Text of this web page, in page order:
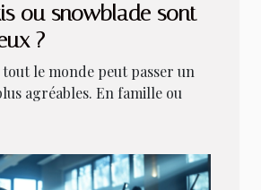
ou snowblade sont-
?
tout le monde peut passer un
agréables. En famille ou